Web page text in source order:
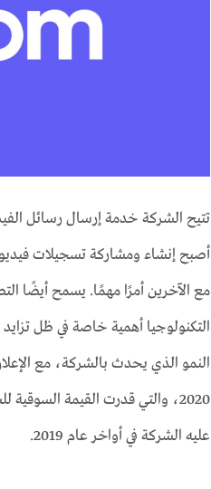
تتيح الشركة خدمة إرسال رسائل
أصبح إنشاء ومشاركة تسجيلات
مع الآخرين أمرًا مهمًا. يسمح أيضًا
التكنولوجيا أهمية خاصة في ظل
عليه الشركة في أواخر عام 2019.